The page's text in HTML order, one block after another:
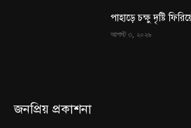
পাহাড়ে চক্ষু দৃষ্টি
আগস্ট ৩, ২০২৬
জনপ্রিয় প্রকাশনা